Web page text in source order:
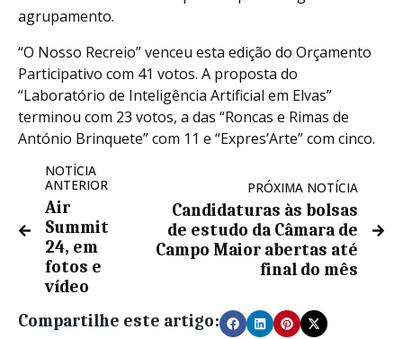
agrupamento.
“O Nosso Recreio” venceu esta edição do Orçamento
Participativo com 41 votos. A proposta do
“Laboratório de Inteligência Artificial em Elvas”
terminou com 23 votos, a das “Roncas e Rimas de
António Brinquete” com 11 e “Expres’Arte” com cinco.
NOTÍCIA
ANTERIOR
Air
Summit
24, em
fotos e
vídeo
PRÓXIMA NOTÍCIA
Candidaturas às bolsas
de estudo da Câmara de
Campo Maior abertas até
final do mês
Compartilhe este artigo: